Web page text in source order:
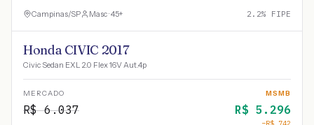
Campinas/SP Masc · 45+ 2.2% FIPE
Honda CIVIC 2017
Civic Sedan EXL 2.0 Flex 16V Aut.4p
MERCADO
R$6.037
MSMB
R$ 5.296